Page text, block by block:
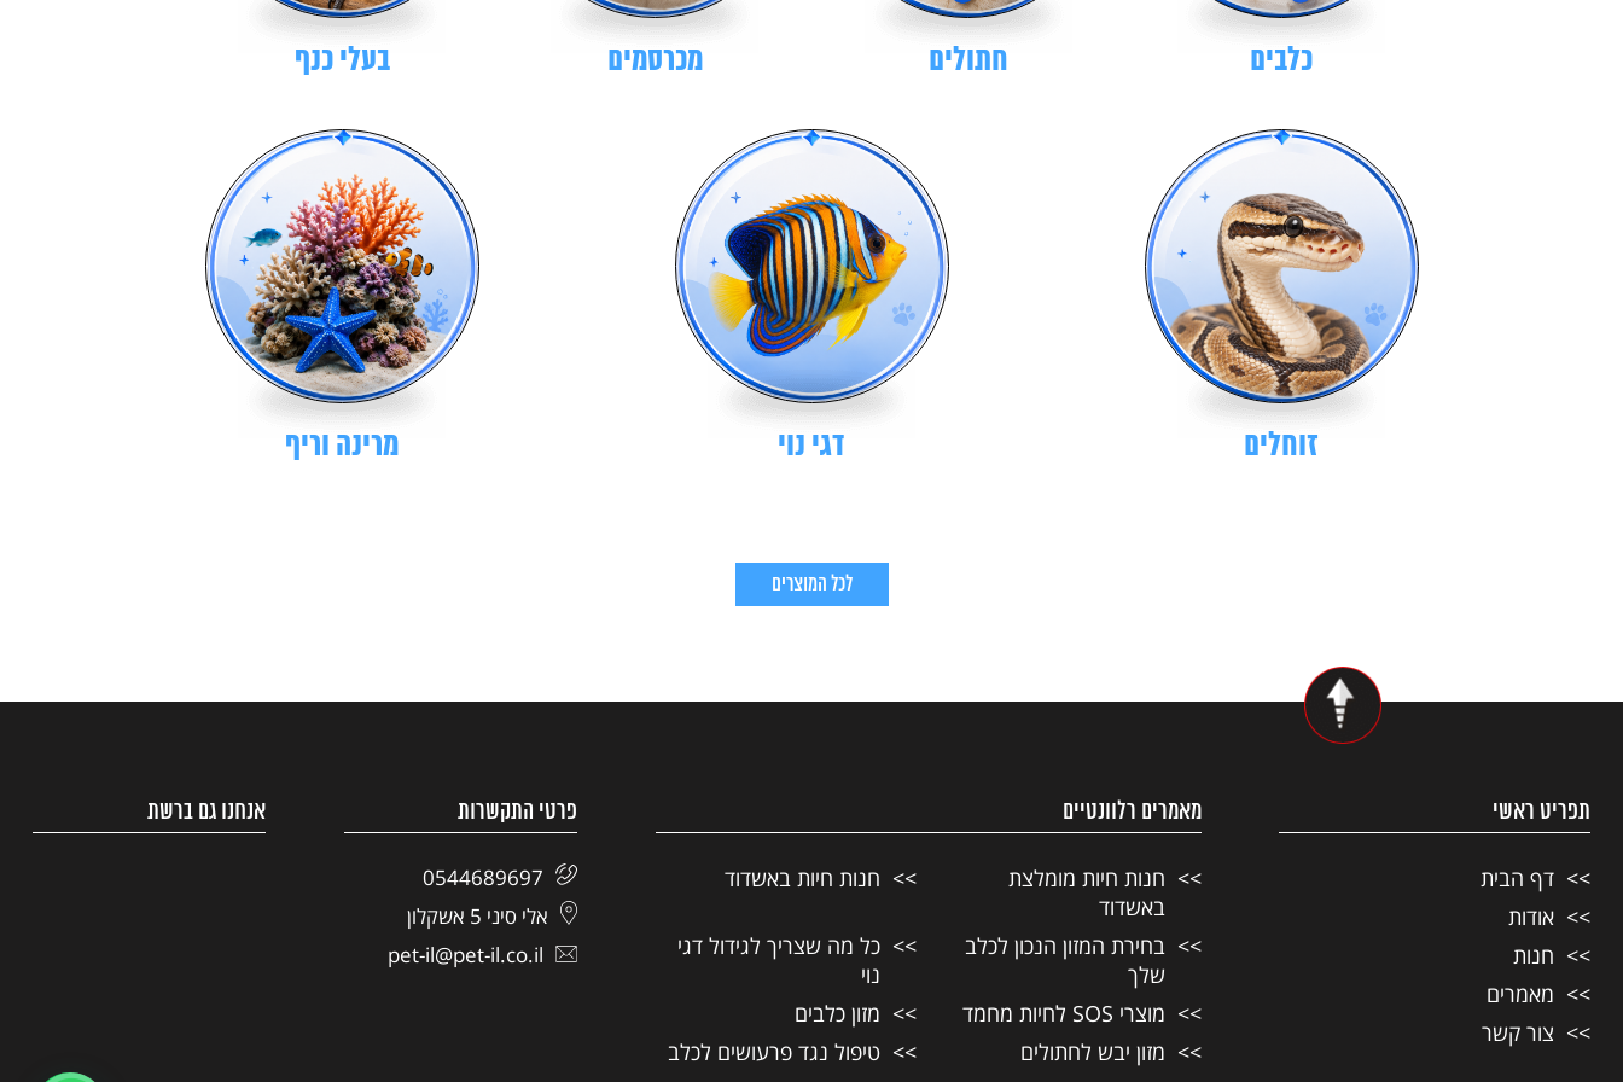
כלבים חתולים מכרסמים בעלי כנף
זוחלים דגי נוי מרינה וריף
לכל המוצרים
תפריט ראשי
דף הבית
אודות
חנות
מאמרים
צור קשר
מאמרים רלוונטיים
חנות חיות מומלצת
באשדוד
חנות חיות באשדוד
בחירת המזון הנכון לכלב
שלך
כל מה שצריך לגידול דגי
נוי
מוצרי SOS לחיות מחמד
מזון כלבים
מזון יבש לחתולים
טיפול נגד פרעושים לכלב
פרטי התקשרות
0544689697
אלי סיני 5 אשקלון
pet-il@pet-il.co.il
אנחנו גם ברשת